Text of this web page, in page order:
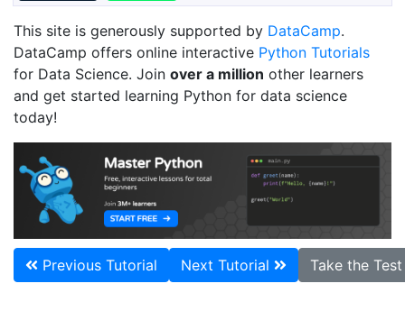
This site is generously supported by DataCamp.
DataCamp offers online interactive Python Tutorials
for Data Science. Join over a million other learners
and get started learning Python for data science
today!
Previous Tutorial Next Tutorial Take the